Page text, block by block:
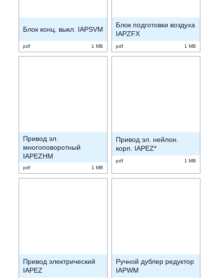
Блок конц. выкл. IAPSVM
pdf 1 MB
Блок подготовки воздуха
IAPZFX
pdf 1 MB
Привод эл.
многоповоротный
IAPEZHM
pdf 1 MB
Привод эл. нейлон.
корп. IAPEZ*
pdf 1 MB
Привод электрический
IAPEZ
Ручной дублер редуктор
IAPWM